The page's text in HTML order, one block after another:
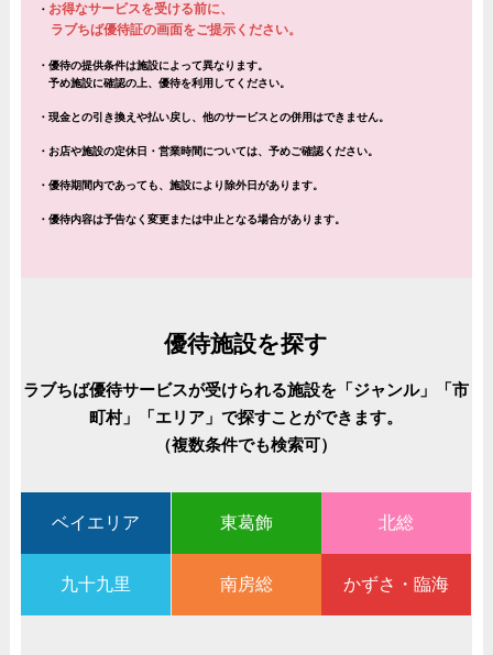
・ お得なサービスを受ける前に、
ラブちば優待証の画面をご提示ください。
・ 優待の提供条件は施設によって異なります。
予め施設に確認の上、優待を利用してください。
・現金との引き換えや払い戻し、他のサービスとの併用はできません。
・お店や施設の定休日・営業時間については、予めご確認ください。
・優待期間内であっても、施設により除外日があります。
・優待内容は予告なく変更または中止となる場合があります。
優待施設を探す
ラブちば優待サービスが受けられる施設を「ジャンル」「市
町村」「エリア」で探すことができます。
（複数条件でも検索可）
ベイエリア 東葛飾 北総
九十九里 南房総 かずさ・臨海